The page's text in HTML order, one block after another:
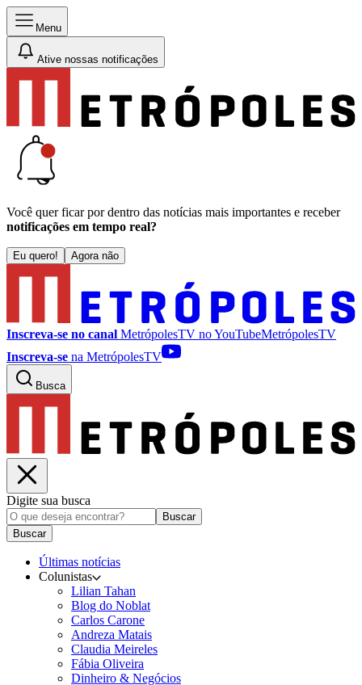
Menu
Ative nossas notificações
Você quer ficar por dentro das notícias mais importantes e receber
notificações em tempo real?
Eu quero! Agora não
Inscreva-se no canal MetrópolesTV noYouTubeMetrópolesTV
Inscreva-se na MetrópolesTV
Busca
Digite sua busca
Buscar
Buscar
Últimas notícias
Colunistas
Lilian Tahan
Blog do Noblat
Carlos Carone
Andreza Matais
Claudia Meireles
Fábia Oliveira
Dinheiro & Negócios